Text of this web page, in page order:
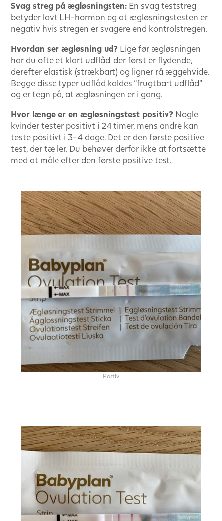
Svag streg på ægløsningsten: En svag teststreg
betyder lavt LH-hormon og at ægløsningstesten er
negativ hvis stregen er svagere end kontrolstregen.
Hvordan ser ægløsning ud? Lige før ægløsningen
har du ofte et klart udflåd, der først er flydende,
derefter elastisk (strækbart) og ligner rå æggehvide.
Begge disse typer udflåd kaldes “frugtbart udflåd”
og er tegn på, at ægløsningen er i gang.
Hvor længe er en ægløsningstest positiv? Nogle
kvinder tester positivt i 24 timer, mens andre kan
teste positivt i 3-4 dage. Det er den første positive
test, der tæller. Du behøver derfor ikke at fortsætte
med at måle efter den første positive test.
Postiv